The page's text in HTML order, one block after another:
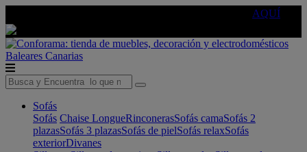
AQUÍ
Baleares Canarias
Sofás
Sofás Chaise LongueRinconerasSofás camaSofás 2
plazasSofás 3 plazasSofás de pielSofás relaxSofás
exteriorDivanes